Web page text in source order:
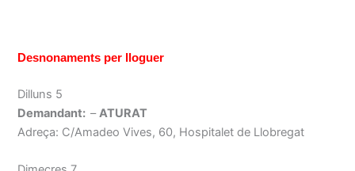
Desnonaments per lloguer
Dilluns 5
Demandant:–ATURAT
Adreça: C/Amadeo Vives, 60, Hospitalet de Llobregat